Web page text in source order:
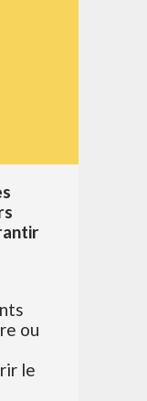
ou
le